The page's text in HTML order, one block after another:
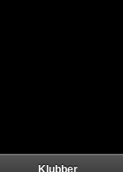
Klubber